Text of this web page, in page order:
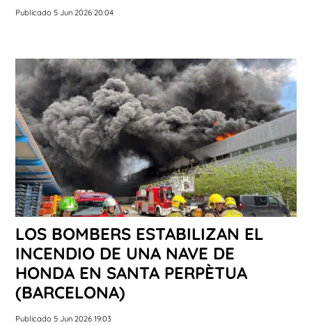
Publicado 5 Jun 2026 20:04
LOS BOMBERS ESTABILIZAN EL
INCENDIO DE UNA NAVE DE
HONDA EN SANTA PERPÈTUA
(BARCELONA)
Publicado 5 Jun 2026 19:03